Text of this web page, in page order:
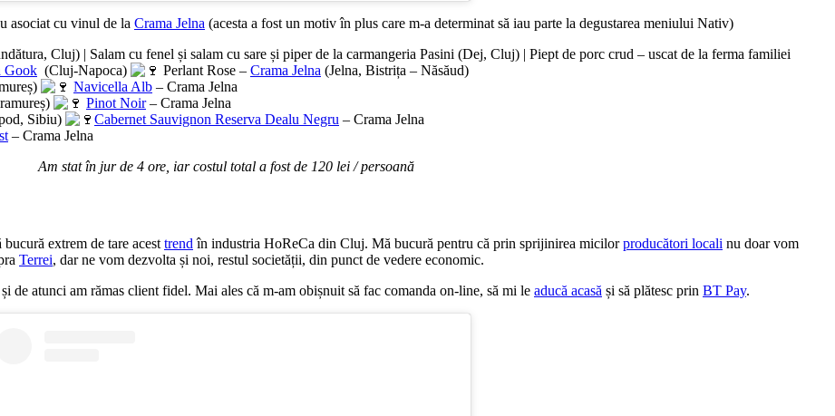
asociat cu vinul de la Crama Jelna (acesta a fost un motiv în plus care m-a determinat să iau parte la degustarea meniului Nativ)
Cluj) | Salam cu fenel și salam cu sare și piper de la carmangeria Pasini (Dej, Cluj) | Piept de porc crud – uscat de la ferma familiei
Gook (Cluj-Napoca) Perlant Rose – Crama Jelna (Jelna, Bistrița – Năsăud)
Navicella Alb – Crama Jelna
Pinot Noir– Crama Jelna
Sibiu)
Cabernet Sauvignon Reserva Dealu Negru – Crama Jelna
– Crama Jelna
Am stat în jur de 4 ore, iar costul total a fost de 120 lei / persoană
extrem de tare acest trend în industria HoReCa din Cluj. Mă bucură pentru că prin sprijinirea micilorproducători locali nu doar vom
Terrei, dar ne vom dezvolta și noi, restul societății, din punct de vedere economic.
și de atunci am rămas client fidel. Mai ales că m-am obișnuit să fac comanda on-line, să mi le aducă acasă și să plătesc prin BT Pay.